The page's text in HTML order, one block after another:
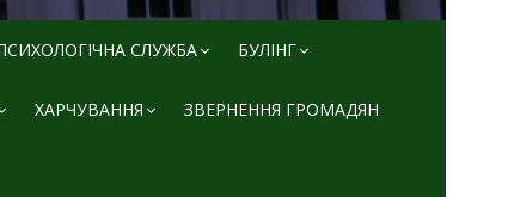
СЛУЖБА БУЛІНГ
ХАРЧУВАННЯ ЗВЕРНЕННЯ ГРОМАДЯН